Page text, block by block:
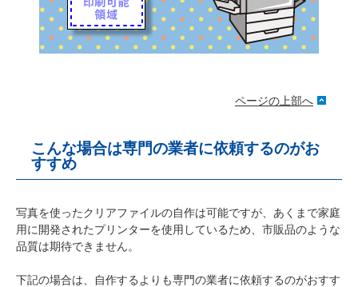
ページの上部へ
こんな場合は専門の業者に依頼するのがお
すすめ
写真を使ったクリアファイルの自作は可能ですが、あくまで家庭
用に開発されたプリンターを使用しているため、市販品のような
品質は期待できません。
下記の場合は、自作するよりも専門の業者に依頼するのがおすす